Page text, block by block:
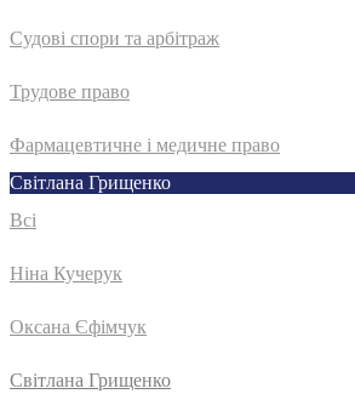
Судові спори та арбітраж
Трудове право
Фармацевтичне і медичне право
Світлана Грищенко
Всі
Ніна Кучерук
Оксана Єфімчук
Світлана Грищенко